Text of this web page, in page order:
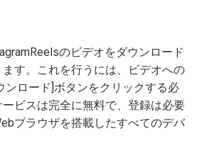
のビデオをダウンロード
す。これを行うには、ビデオへの
ンロード]ボタンをクリックする必
ビスは完全に無料で、登録は必要
ブラウザを搭載したすべてのデバ